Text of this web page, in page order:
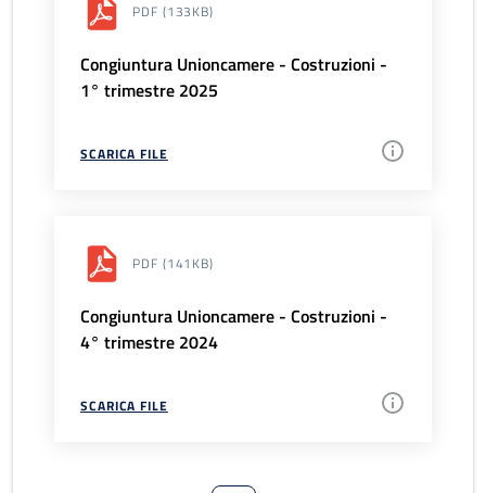
PDF (133KB)
Congiuntura Unioncamere - Costruzioni -
1° trimestre 2025
SCARICA FILE
PDF (141KB)
Congiuntura Unioncamere - Costruzioni -
4° trimestre 2024
SCARICA FILE